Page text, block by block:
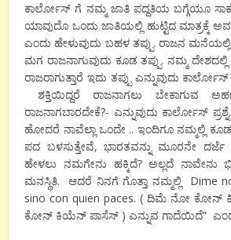
ಕಾರ್ಲೋಸ್ ಗೆ ನಮ್ಮ ಜಾತಿ ಪದ್ದತಿಯ ಬಗ್ಗೆಯೂ
ಯಾವುದೊ ಒಂದು ಜಾತಿಯಲ್ಲಿ ಹುಟ್ಟಿದ ಮಾತ್ರಕ್ಕೆ
ಎಂದು ಹೇಳುವುದು ಬಹಳ ತಪ್ಪು. ರಾಜನ ಮನೆಯಲ್ಲಿ
ಮಗ ರಾಜನಾಗುವುದು ಕೂಡ ತಪ್ಪು. ನಮ್ಮ
ರಾಜರಾಗುತ್ತಾರೆ ಇದು ತಪ್ಪು ಎನ್ನುವುದು
ಶಕ್ತಿಯಿದ್ದರೆ ರಾಜನಾಗಲು ಬೇಕಾಗುವ
ರಾಜನಾಗಬಾರದೇಕೆ?- ಎನ್ನುವುದು ಕಾರ್ಲೋಸ್
ಹೋದರೆ ನಾವೆಲ್ಲಾ ಒಂದೇ .. ಇಂದಿಗೂ ನಮ್ಮಲ್ಲಿ
ಪದ ಬಳಸುತ್ತೇವೆ, ಭಾರತವನ್ನು ಮೂರನೇ ದರ್ಜೆ
ಹೇಳಲು ನಮಗೇನು ಹಕ್ಕಿದೆ? ಅಲ್ಲದೆ ನಾವೇನು
ಮನಸ್ಥಿತಿ. ಆದರೆ ನಿನಗೆ ಗೊತ್ತಾ ನಮ್ಮಲ್ಲಿ Dime
sino con quien paces. ( ದಿಮೆ ನೋ
ಕೋನ್ ಕಿಯೆನ್ ಪಾಸೆಸ್ ) ಎನ್ನುವ ಗಾದೆಯಿದೆ”